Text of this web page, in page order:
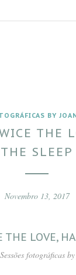
BY
THE
THE SLEEP
Novembro 13, 2017
THE LOVE,
Sessões fotográficas